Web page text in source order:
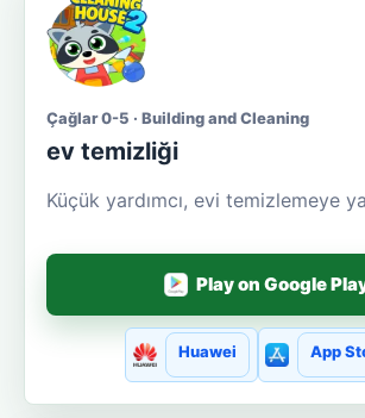
Çağlar 0-5 · Building and Cleaning
ev temizliği
Küçük yardımcı, evi temizlemeye
Play on Google
Huawei App